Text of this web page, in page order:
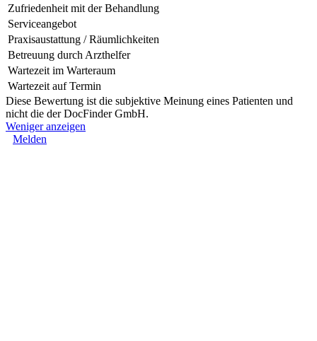
Zufriedenheit mit der Behandlung
Serviceangebot
Praxisaustattung / Räumlichkeiten
Betreuung durch Arzthelfer
Wartezeit im Warteraum
Wartezeit auf Termin
Diese Bewertung ist die subjektive Meinung eines Patienten und
nicht die der DocFinder GmbH.
Weniger anzeigen
Melden